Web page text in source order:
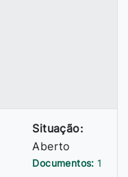
Situação:
Aberto
Documentos:1